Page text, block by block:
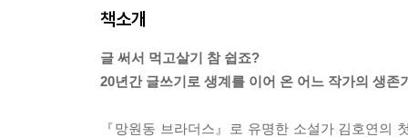
책소개
글 써서 먹고살기 참 쉽죠?
20년간 글쓰기로 생계를 이어 온 어느 작가의 생존
『망원동 브라더스』로 유명한 소설가 김호연의